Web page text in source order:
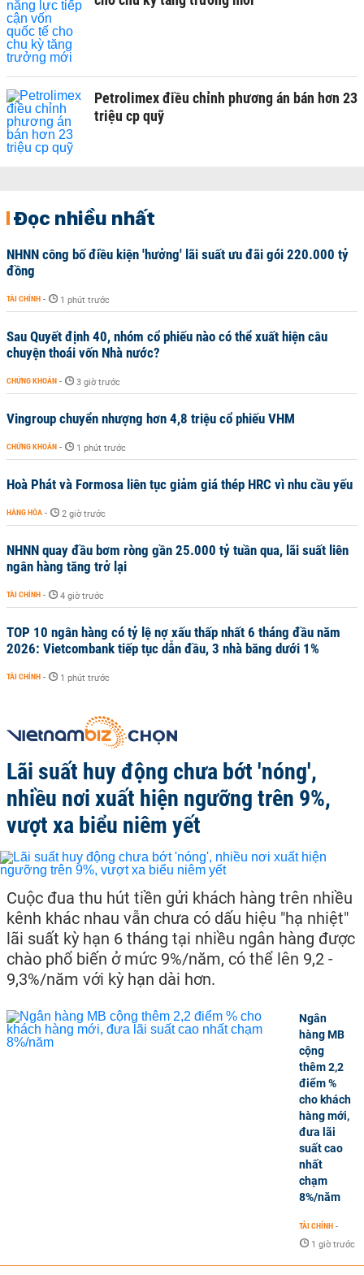
Petrolimex điều chỉnh phương án bán hơn 23
triệu cp quỹ
Đọc nhiều nhất
NHNN công bố điều kiện 'hưởng' lãi suất ưu đãi gói 220.000 tỷ
đồng
TÀI CHÍNH - 1 phút trước
Sau Quyết định 40, nhóm cổ phiếu nào có thể xuất hiện câu
chuyện thoái vốn Nhà nước?
CHỨNG KHOÁN - 3 giờ trước
Vingroup chuyển nhượng hơn 4,8 triệu cổ phiếu VHM
CHỨNG KHOÁN - 1 phút trước
Hoà Phát và Formosa liên tục giảm giá thép HRC vì nhu cầu yếu
HÀNG HÓA - 2 giờ trước
NHNN quay đầu bơm ròng gần 25.000 tỷ tuần qua, lãi suất liên
ngân hàng tăng trở lại
TÀI CHÍNH - 4 giờ trước
TOP 10 ngân hàng có tỷ lệ nợ xấu thấp nhất 6 tháng đầu năm
2026: Vietcombank tiếp tục dẫn đầu, 3 nhà băng dưới 1%
TÀI CHÍNH - 1 phút trước
Lãi suất huy động chưa bớt 'nóng',
nhiều nơi xuất hiện ngưỡng trên 9%,
vượt xa biểu niêm yết
Cuộc đua thu hút tiền gửi khách hàng trên nhiều
kênh khác nhau vẫn chưa có dấu hiệu "hạ nhiệt"
lãi suất kỳ hạn 6 tháng tại nhiều ngân hàng được
chào phổ biến ở mức 9%/năm, có thể lên 9,2 -
9,3%/năm với kỳ hạn dài hơn.
Ngân
hàng MB
cộng
thêm 2,2
điểm %
cho khách
hàng mới,
đưa lãi
suất cao
nhất
chạm
8%/năm
TÀI CHÍNH -
1 giờ trước